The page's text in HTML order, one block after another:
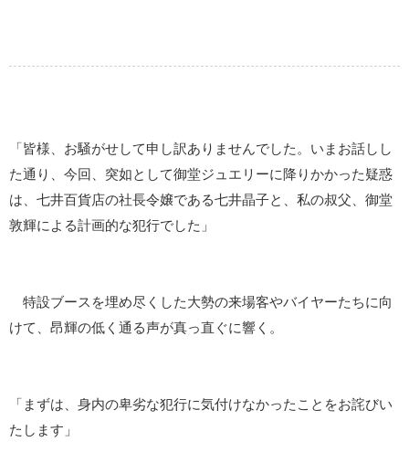
「皆様、お騒がせして申し訳ありませんでした。いまお話しし
た通り、今回、突如として御堂ジュエリーに降りかかった疑惑
は、七井百貨店の社長令嬢である七井晶子と、私の叔父、御堂
敦輝による計画的な犯行でした」
特設ブースを埋め尽くした大勢の来場客やバイヤーたちに向
けて、昂輝の低く通る声が真っ直ぐに響く。
「まずは、身内の卑劣な犯行に気付けなかったことをお詫びい
たします」